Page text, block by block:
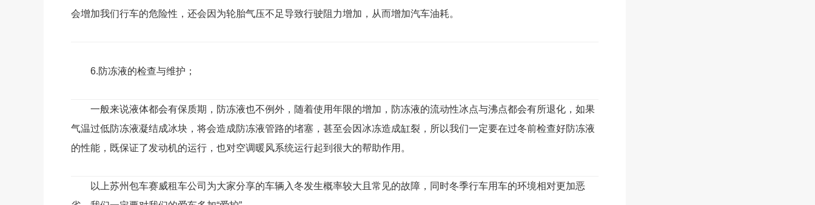
会增加我们行车的危险性，还会因为轮胎气压不足导致行驶阻力增加，从而增加汽车油耗。
6.防冻液的检查与维护；
一般来说液体都会有保质期，防冻液也不例外，随着使用年限的增加，防冻液的流动性冰点与沸点都会有所退化，如果
气温过低防冻液凝结成冰块，将会造成防冻液管路的堵塞，甚至会因冰冻造成缸裂，所以我们一定要在过冬前检查好防冻液
的性能，既保证了发动机的运行，也对空调暖风系统运行起到很大的帮助作用。
以上苏州包车赛威租车公司为大家分享的车辆入冬发生概率较大且常见的故障，同时冬季行车用车的环境相对更加恶